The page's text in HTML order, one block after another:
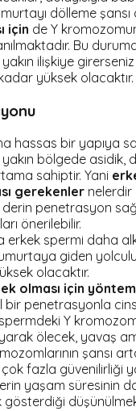
dölleme şansı
için de Y
Bu
ilişkiye
yüksek olacaktır.
hassas bir yapıya
bölgede asidik,
sahiptir. Yani
gerekenler
penetrasyon
önerilebilir.
erkek spermi daha
giden
olacaktır.
olması için
penetrasyonla
Y
ölecek, yavaş
şansı
fazla güvenilirliği
yaşam süresinin
gösterdiği